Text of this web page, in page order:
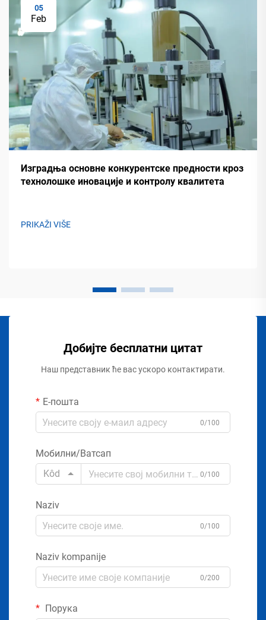
05
Feb
Изградња основне конкурентске предности кроз
технолошке иновације и контролу квалитета
PRIKAŽI VIŠE
Добијте бесплатни цитат
Наш представник ће вас ускоро контактирати.
Е-пошта
0/100
Мобилни/Ватсап
Kôd
0/100
Naziv
0/100
Naziv kompanije
0/200
Порука